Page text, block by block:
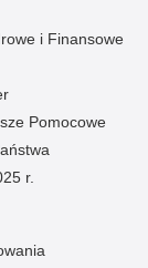
i Finansowe
Pomocowe
r.